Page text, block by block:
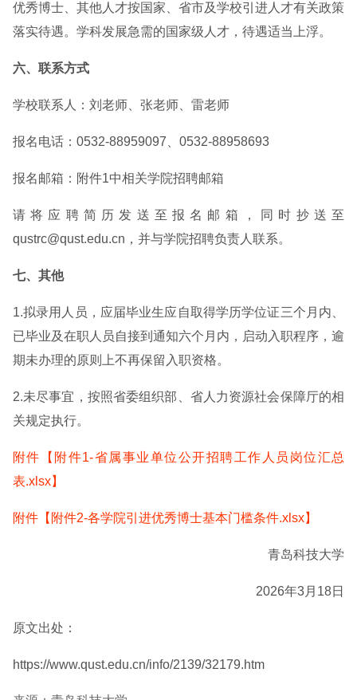
优秀博士、其他人才按国家、省市及学校引进人才有关政策
落实待遇。学科发展急需的国家级人才，待遇适当上浮。
六、联系方式
学校联系人：刘老师、张老师、雷老师
报名电话：0532-88959097、0532-88958693
报名邮箱：附件1中相关学院招聘邮箱
请将应聘简历发送至报名邮箱，同时抄送至
qustrc@qust.edu.cn，并与学院招聘负责人联系。
七、其他
1.拟录用人员，应届毕业生应自取得学历学位证三个月内、
已毕业及在职人员自接到通知六个月内，启动入职程序，逾
期未办理的原则上不再保留入职资格。
2.未尽事宜，按照省委组织部、省人力资源社会保障厅的相
关规定执行。
附件【附件1-省属事业单位公开招聘工作人员岗位汇总
表.xlsx】
附件【附件2-各学院引进优秀博士基本门槛条件.xlsx】
青岛科技大学
2026年3月18日
原文出处：
https://www.qust.edu.cn/info/2139/32179.htm